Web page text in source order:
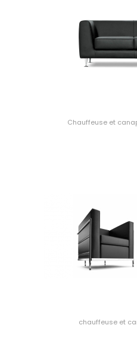
Chauffeuse et
chauffeuse et